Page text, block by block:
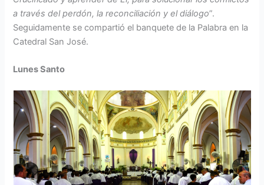
a través del perdón, la reconciliación y el diálogo”.
Seguidamente se compartió el banquete de la Palabra en la
Catedral San José.
Lunes Santo